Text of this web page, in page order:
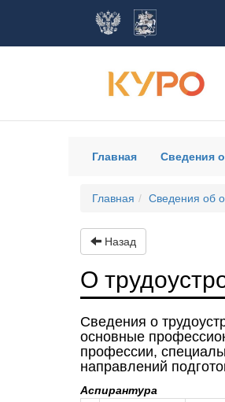
Главная(current)Сведения
Главная Сведения об
Назад
О
Сведения о
основные
профессии,
направлений
Аспирантура